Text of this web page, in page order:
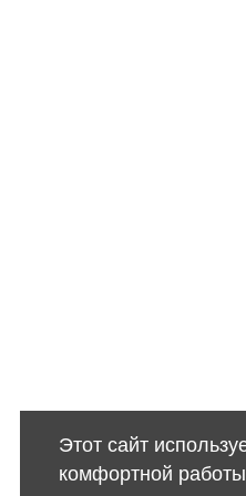
Этот сайт
комфортной